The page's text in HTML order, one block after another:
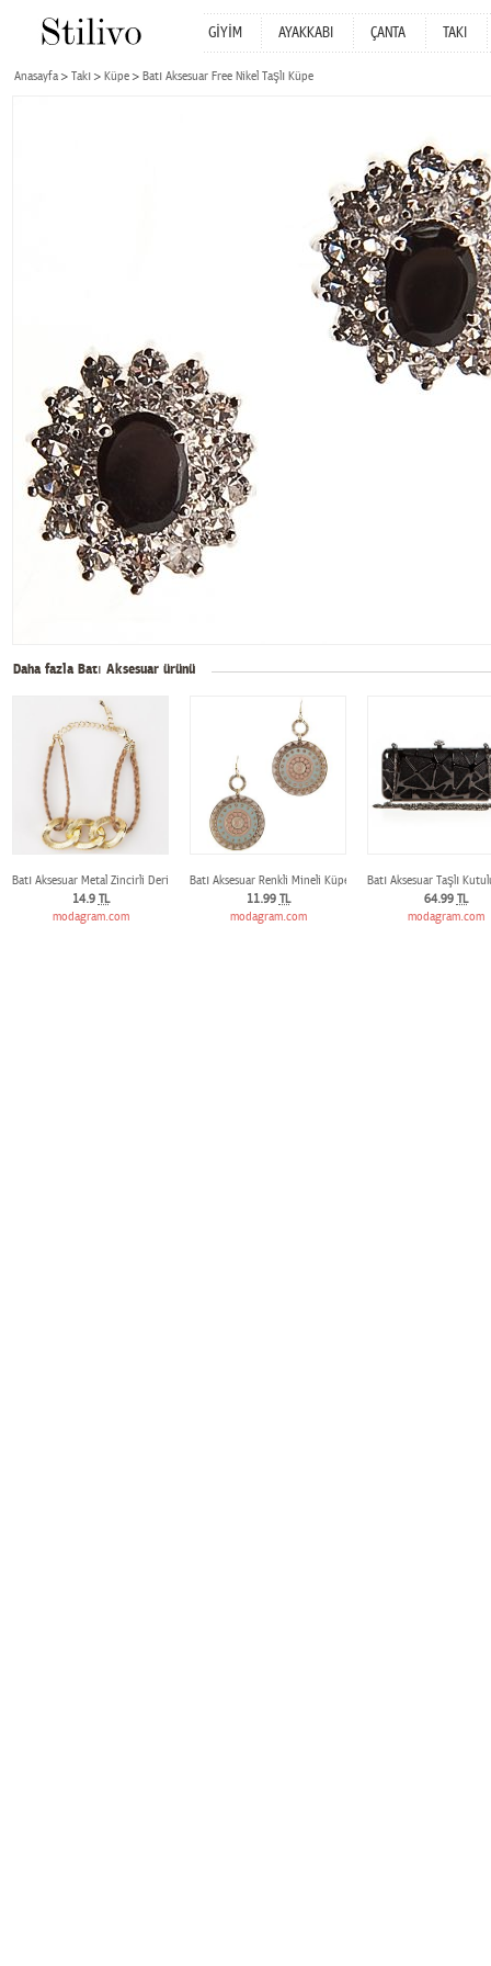
GİYİM AYAKKABI ÇANTA TAKI
Anasayfa Takı Küpe Batı Aksesuar Free Nikel Taşlı Küpe
Daha fazla Batı Aksesuar ürünü
Batı Aksesuar Metal Zincirli Deri Bileklik
14.9 TL
modagram.com
Batı Aksesuar Renkli Mineli Küpe
11.99 TL
modagram.com
Batı Aksesuar Taşlı
64.99 TL
modagram.com